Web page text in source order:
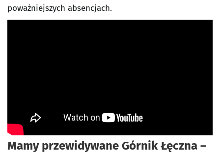
poważniejszych absencjach.
Mamy przewidywane Górnik Łęczna –